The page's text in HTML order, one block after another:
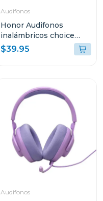
Audifonos
Honor Audifonos
inalámbricos choice
earbuds x7i blanco
me00
$39.95
Audifonos